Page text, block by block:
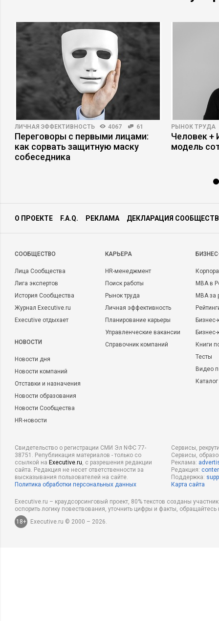
ЛИЧНАЯ ЭФФЕКТИВНОСТЬ 4067 61
Переговоры с первыми лицами:
как сорвать защитную маску
собеседника
РЫНОК ТРУДА
Человек +
модель
О ПРОЕКТЕ F.A.Q. РЕКЛАМА ДЕКЛАРАЦИЯ
CООБЩЕСТВО
Лица Сообщества
Лига экспертов
История Сообщества
Журнал Executive.ru
Executive отдыхает
НОВОСТИ
Новости дня
Новости компаний
Отставки и назначения
Новости образования
Новости Сообщества
HR-новости
КАРЬЕРА
HR-менеджмент
Поиск работы
Рынок труда
Личная эффективность
Планирование карьеры
Управленческие вакансии
Справочник компаний
MBA в
MBA
Бизнес-
Книги
Тесты
Видео
Свидетельство о регистрации СМИ Эл NФС 77-
38751. Републикация материалов - только со
ссылкой на Executive.ru, с разрешения редакции
сайта. Редакция не несет ответственности за
высказывания пользователей на сайте.
Политика обработки персональных данных
Сервисы,
Сервисы,
Реклама:
Редакция:
Поддержка:
Карта сайта
Executive.ru – краудсорсинговый проект, 80% текстов созданы
оспорить логику повествования, уточнить цифры и факты,
18+
Executive.ru © 2000 – 2026.